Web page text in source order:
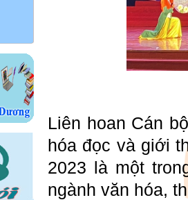
Liên hoan Cán
hóa đọc và giới
2023 là một
ngành văn hóa,